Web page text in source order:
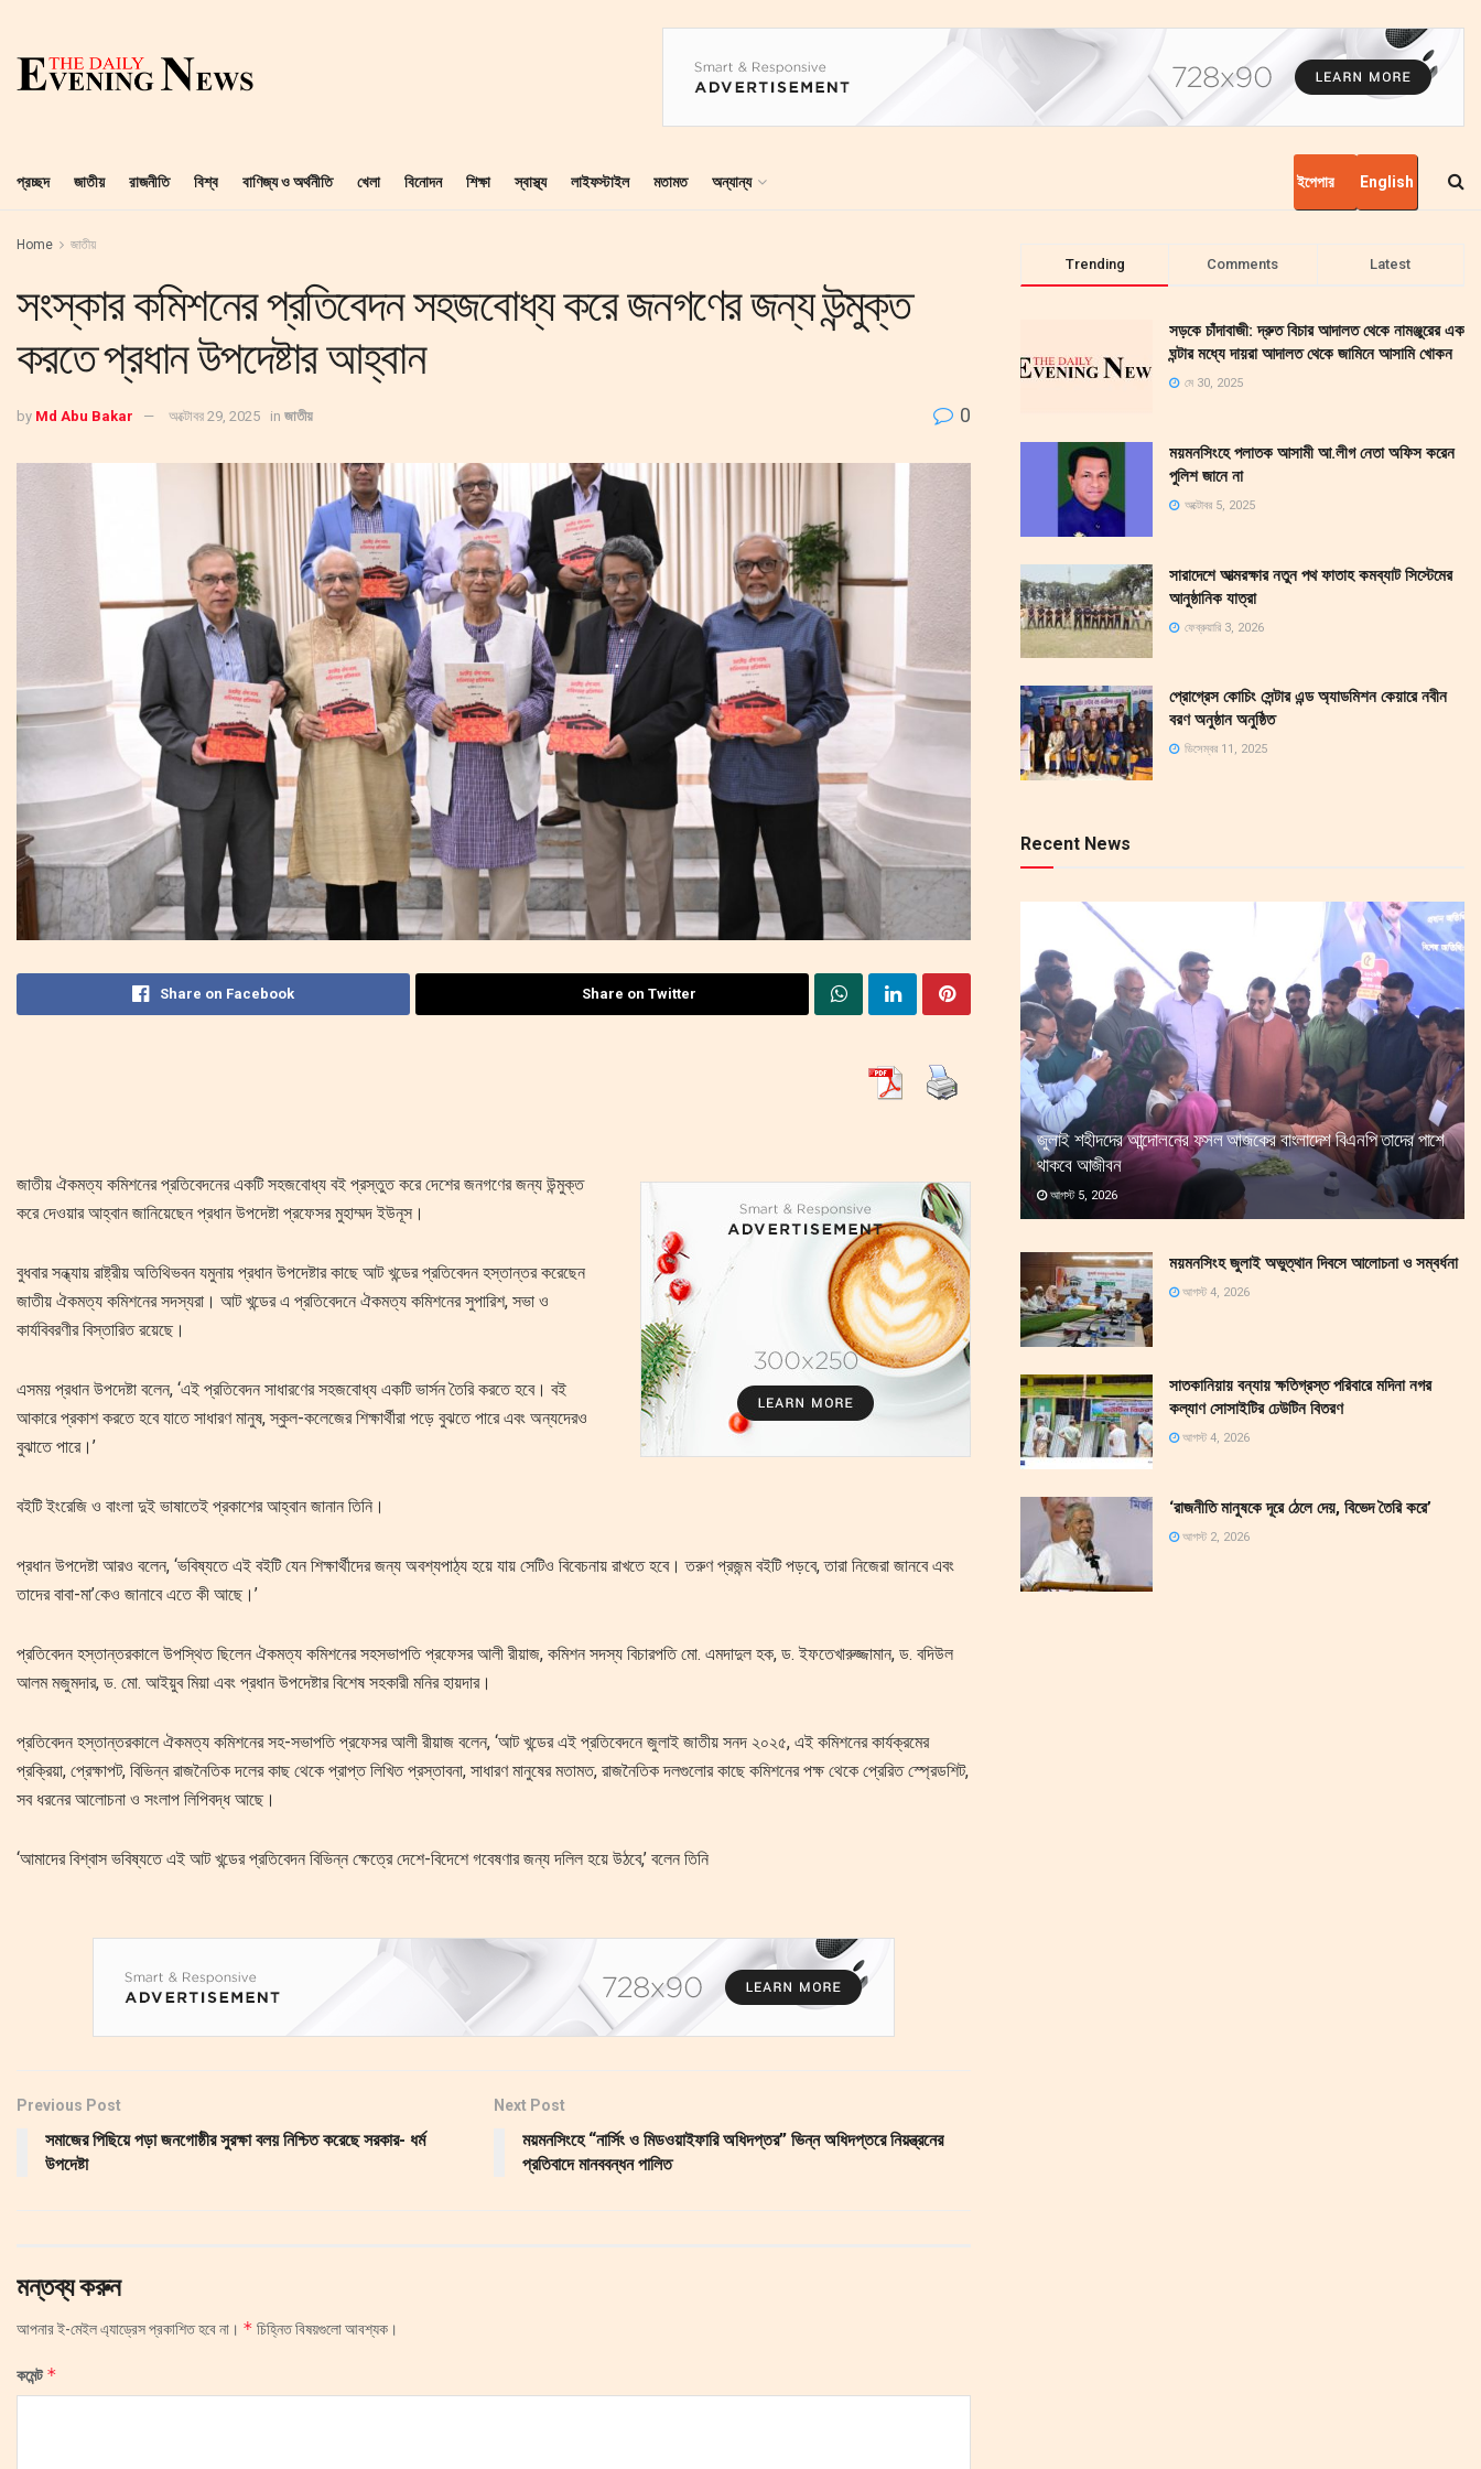
প্রচ্ছদ জাতীয় রাজনীতি বিশ্ব বাণিজ্য ও অর্থনীতি খেলা বিনোদন শিক্ষা স্বাস্থ্য লাইফস্টাইল মতামত অন্যান্য ইপেপার English
Home জাতীয়
সংস্কার কমিশনের প্রতিবেদন সহজবোধ্য করে জনগণের জন্য উন্মুক্ত
করতে প্রধান উপদেষ্টার আহ্বান
by Md Abu Bakar অক্টোবর 29, 2025 in জাতীয় 0
Share on Facebook Share on Twitter
জাতীয় ঐকমত্য কমিশনের প্রতিবেদনের একটি সহজবোধ্য বই প্রস্তুত করে দেশের জনগণের জন্য উন্মুক্ত
করে দেওয়ার আহ্বান জানিয়েছেন প্রধান উপদেষ্টা প্রফেসর মুহাম্মদ ইউনূস।
বুধবার সন্ধ্যায় রাষ্ট্রীয় অতিথিভবন যমুনায় প্রধান উপদেষ্টার কাছে আট খন্ডের প্রতিবেদন হস্তান্তর করেছেন
জাতীয় ঐকমত্য কমিশনের সদস্যরা। আট খন্ডের এ প্রতিবেদনে ঐকমত্য কমিশনের সুপারিশ, সভা ও
কার্যবিবরণীর বিস্তারিত রয়েছে।
এসময় প্রধান উপদেষ্টা বলেন, ‘এই প্রতিবেদন সাধারণের সহজবোধ্য একটি ভার্সন তৈরি করতে হবে। বই
আকারে প্রকাশ করতে হবে যাতে সাধারণ মানুষ, স্কুল-কলেজের শিক্ষার্থীরা পড়ে বুঝতে পারে এবং অন্যদেরও
বুঝাতে পারে।’
বইটি ইংরেজি ও বাংলা দুই ভাষাতেই প্রকাশের আহ্বান জানান তিনি।
প্রধান উপদেষ্টা আরও বলেন, ‘ভবিষ্যতে এই বইটি যেন শিক্ষার্থীদের জন্য অবশ্যপাঠ্য হয়ে যায় সেটিও বিবেচনায় রাখতে হবে। তরুণ প্রজন্ম বইটি পড়বে, তারা নিজেরা জানবে এবং
তাদের বাবা-মা’কেও জানাবে এতে কী আছে।’
প্রতিবেদন হস্তান্তরকালে উপস্থিত ছিলেন ঐকমত্য কমিশনের সহসভাপতি প্রফেসর আলী রীয়াজ, কমিশন সদস্য বিচারপতি মো. এমদাদুল হক, ড. ইফতেখারুজ্জামান, ড. বদিউল
আলম মজুমদার, ড. মো. আইয়ুব মিয়া এবং প্রধান উপদেষ্টার বিশেষ সহকারী মনির হায়দার।
প্রতিবেদন হস্তান্তরকালে ঐকমত্য কমিশনের সহ-সভাপতি প্রফেসর আলী রীয়াজ বলেন, ‘আট খন্ডের এই প্রতিবেদনে জুলাই জাতীয় সনদ ২০২৫, এই কমিশনের কার্যক্রমের
প্রক্রিয়া, প্রেক্ষাপট, বিভিন্ন রাজনৈতিক দলের কাছ থেকে প্রাপ্ত লিখিত প্রস্তাবনা, সাধারণ মানুষের মতামত, রাজনৈতিক দলগুলোর কাছে কমিশনের পক্ষ থেকে প্রেরিত স্প্রেডশিট,
সব ধরনের আলোচনা ও সংলাপ লিপিবদ্ধ আছে।
‘আমাদের বিশ্বাস ভবিষ্যতে এই আট খন্ডের প্রতিবেদন বিভিন্ন ক্ষেত্রে দেশে-বিদেশে গবেষণার জন্য দলিল হয়ে উঠবে,’ বলেন তিনি
Previous Post
সমাজের পিছিয়ে পড়া জনগোষ্ঠীর সুরক্ষা বলয় নিশ্চিত করেছে সরকার- ধর্ম
উপদেষ্টা
Next Post
ময়মনসিংহে “নার্সিং ও মিডওয়াইফারি অধিদপ্তর” ভিন্ন অধিদপ্তরে নিয়ন্ত্রনের
প্রতিবাদে মানববন্ধন পালিত
মন্তব্য করুন
আপনার ই-মেইল এ্যাড্রেস প্রকাশিত হবে না। * চিহ্নিত বিষয়গুলো আবশ্যক।
কমেন্ট*
Trending Comments Latest
সড়কে চাঁদাবাজী: দ্রুত বিচার আদালত থেকে নামঞ্জুরের এক
ঘন্টার মধ্যে দায়রা আদালত থেকে জামিনে আসামি খোকন
মে 30, 2025
ময়মনসিংহে পলাতক আসামী আ.লীগ নেতা অফিস করেন
পুলিশ জানে না
অক্টোবর 5, 2025
সারাদেশে আত্মরক্ষার নতুন পথ ফাতাহ কমব্যাট সিস্টেমের
আনুষ্ঠানিক যাত্রা
ফেব্রুয়ারি 3, 2026
প্রোগ্রেস কোচিং সেন্টার এন্ড অ্যাডমিশন কেয়ারে নবীন
বরণ অনুষ্ঠান অনুষ্ঠিত
ডিসেম্বর 11, 2025
Recent News
জুলাই শহীদদের আন্দোলনের ফসল আজকের বাংলাদেশ বিএনপি তাদের পাশে
থাকবে আজীবন
আগস্ট 5, 2026
ময়মনসিংহ জুলাই অভুত্থান দিবসে আলোচনা ও সম্বর্ধনা
আগস্ট 4, 2026
সাতকানিয়ায় বন্যায় ক্ষতিগ্রস্ত পরিবারে মদিনা নগর
কল্যাণ সোসাইটির ঢেউটিন বিতরণ
আগস্ট 4, 2026
‘রাজনীতি মানুষকে দূরে ঠেলে দেয়, বিভেদ তৈরি করে’
আগস্ট 2, 2026